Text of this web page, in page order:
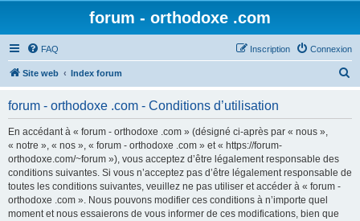
forum - orthodoxe .com
FAQ Connexion
Inscription
Site web Index forum
forum - orthodoxe .com - Conditions d’utilisation
En accédant à « forum - orthodoxe .com » (désigné ci-après par « nous »,
« notre », « nos », « forum - orthodoxe .com » et « https://forum-
orthodoxe.com/~forum »), vous acceptez d’être légalement responsable des
conditions suivantes. Si vous n’acceptez pas d’être légalement responsable de
toutes les conditions suivantes, veuillez ne pas utiliser et accéder à « forum -
orthodoxe .com ». Nous pouvons modifier ces conditions à n’importe quel
moment et nous essaierons de vous informer de ces modifications, bien que